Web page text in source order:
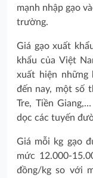
mạnh nhập gạo
trường.
Giá gạo xuất
khẩu của Việt
xuất hiện những
đến nay, một số
Tre, Tiền
dọc các tuyến
Giá mỗi kg gạo
mức 12.000-
đồng/kg so với